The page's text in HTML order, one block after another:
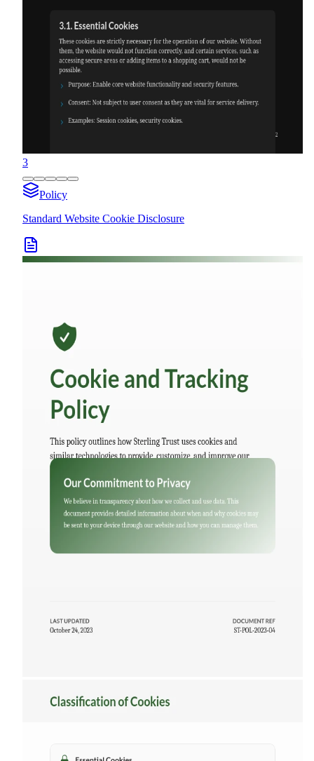
3
Policy
Standard Website Cookie Disclosure